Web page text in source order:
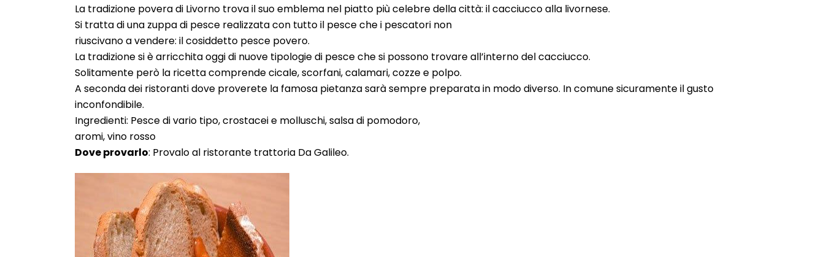
La tradizione povera di Livorno trova il suo emblema nel piatto più celebre della città: il cacciucco alla livornese.
Si tratta di una zuppa di pesce realizzata con tutto il pesce che i pescatori non
riuscivano a vendere: il cosiddetto pesce povero.
La tradizione si è arricchita oggi di nuove tipologie di pesce che si possono trovare all’interno del cacciucco.
Solitamente però la ricetta comprende cicale, scorfani, calamari, cozze e polpo.
A seconda dei ristoranti dove proverete la famosa pietanza sarà sempre preparata in modo diverso. In comune sicuramente il gusto
inconfondibile.
Ingredienti: Pesce di vario tipo, crostacei e molluschi, salsa di pomodoro,
aromi, vino rosso
Dove provarlo: Provalo al ristorante trattoria Da Galileo.